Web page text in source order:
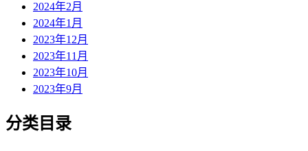
2024年2月
2024年1月
2023年12月
2023年11月
2023年10月
2023年9月
分类目录